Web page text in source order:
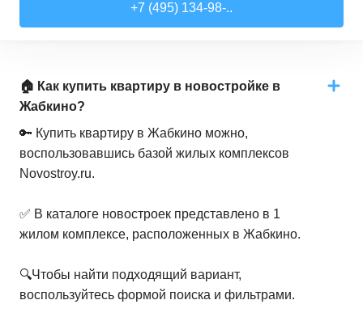
+7 (495) 134-98-..
🏠 Как купить квартиру в новостройке в
Жабкино?
🔑 Купить квартиру в Жабкино можно,
воспользовавшись базой жилых комплексов
Novostroy.ru.
✅ В каталоге новостроек представлено в 1
жилом комплексе, расположенных в Жабкино.
🔍Чтобы найти подходящий вариант,
воспользуйтесь формой поиска и фильтрами.